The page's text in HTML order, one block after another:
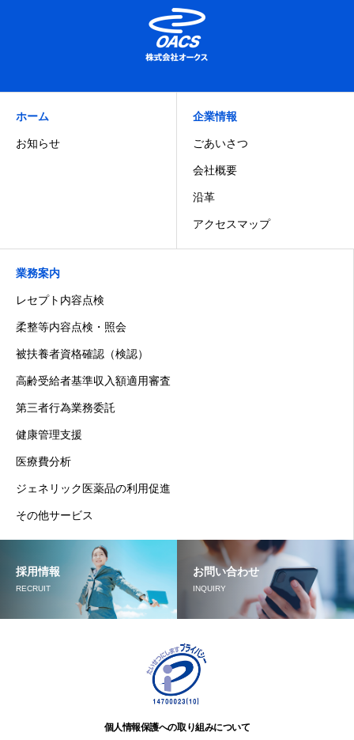
ホーム
お知らせ
企業情報
ごあいさつ
会社概要
沿革
アクセスマップ
業務案内
レセプト内容点検
柔整等内容点検・照会
被扶養者資格確認（検認）
高齢受給者基準収入額適用審査
第三者行為業務委託
健康管理支援
医療費分析
ジェネリック医薬品の利用促進
その他サービス
採用情報
RECRUIT
お問い合わせ
INQUIRY
個人情報保護への取り組みについて